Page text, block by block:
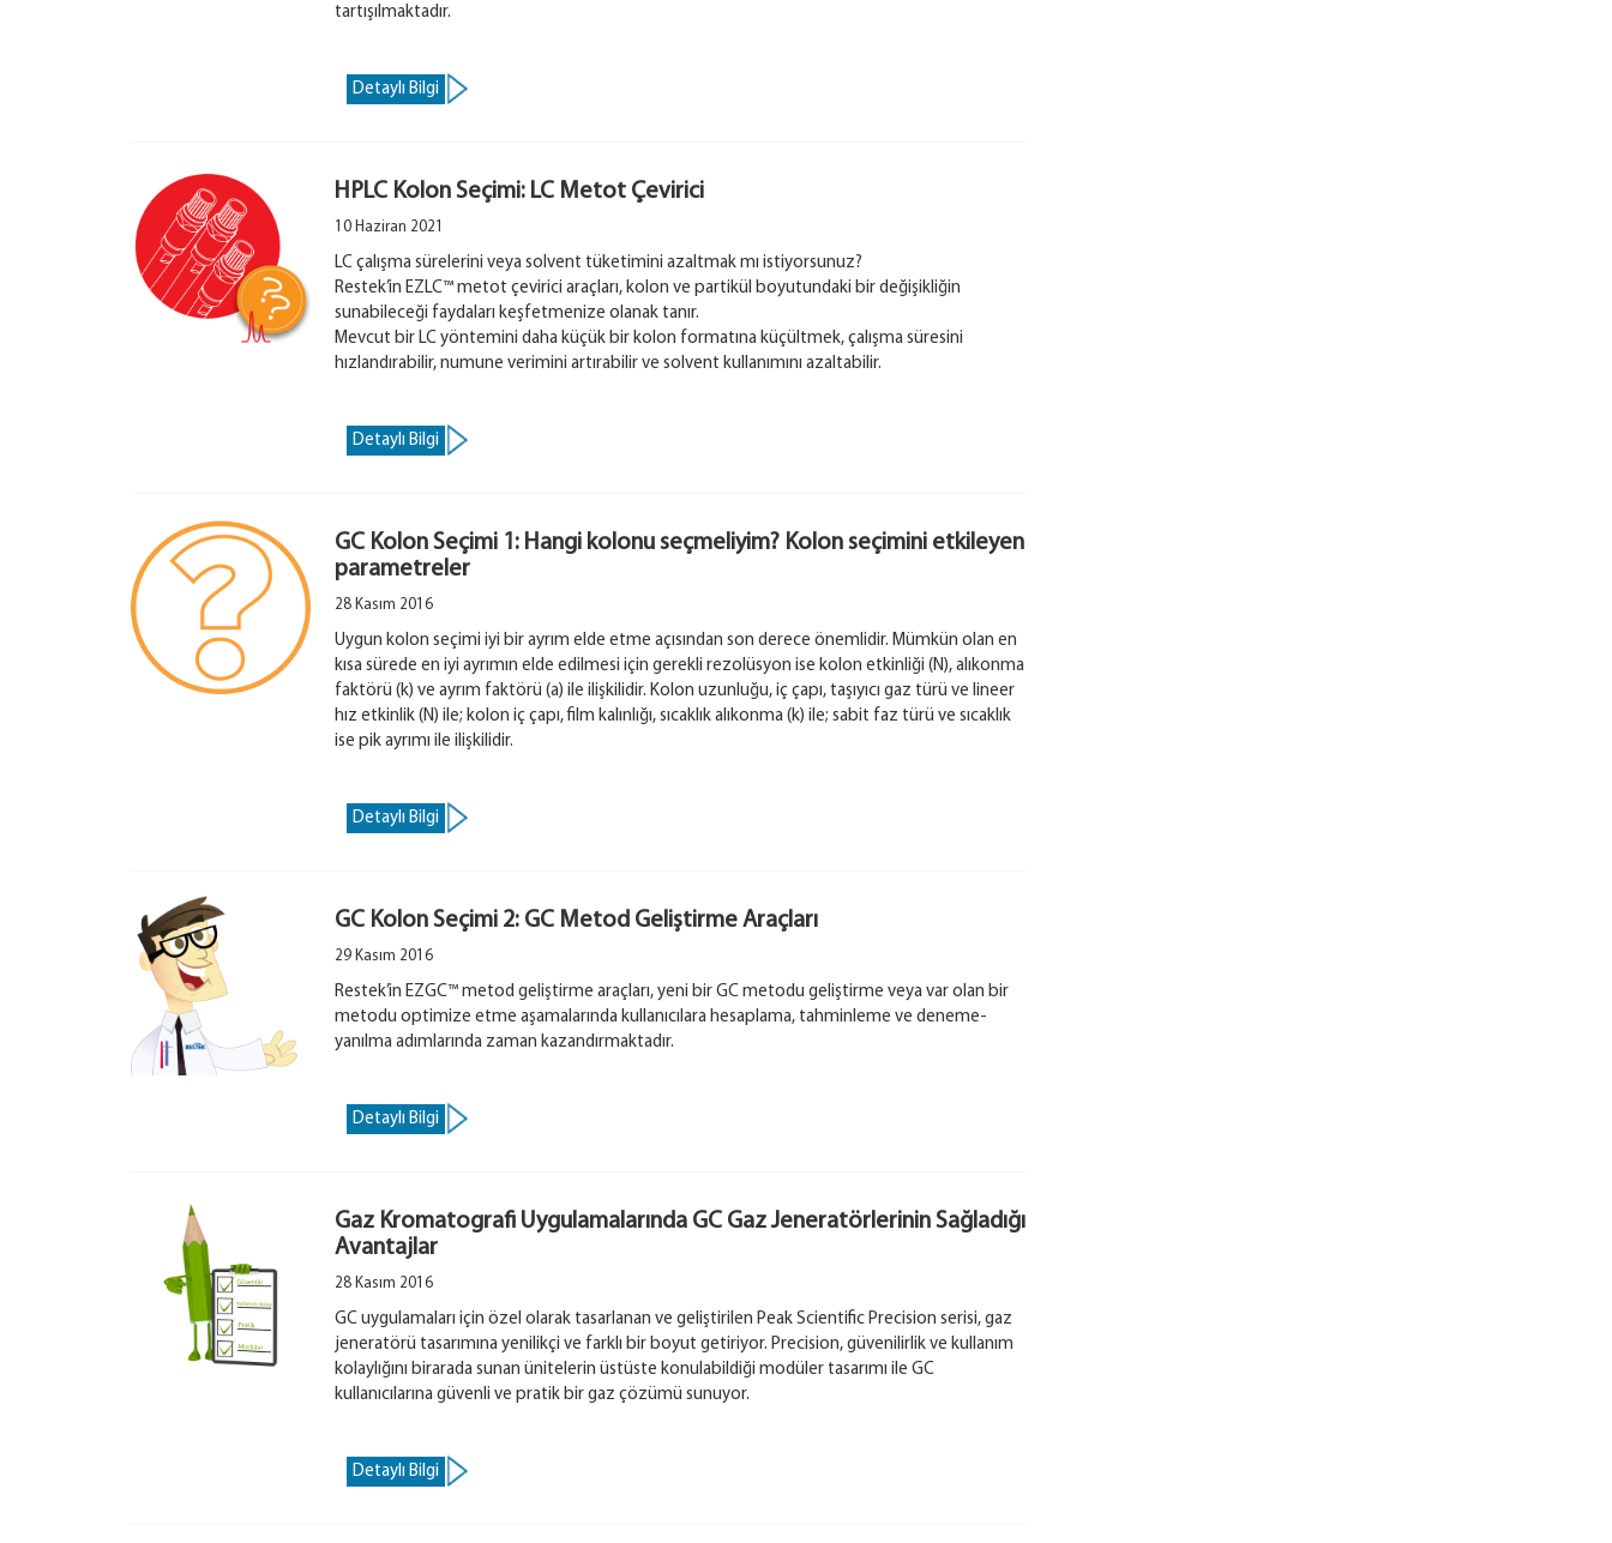
tartışılmaktadır.
Detaylı Bilgi
HPLC Kolon Seçimi: LC Metot Çevirici
10 Haziran 2021
LC çalışma sürelerini veya solvent tüketimini azaltmak mı istiyorsunuz?
Restek’in EZLC™ metot çevirici araçları, kolon ve partikül boyutundaki bir değişikliğin
sunabileceği faydaları keşfetmenize olanak tanır.
Mevcut bir LC yöntemini daha küçük bir kolon formatına küçültmek, çalışma süresini
hızlandırabilir, numune verimini artırabilir ve solvent kullanımını azaltabilir.
Detaylı Bilgi
GC Kolon Seçimi 1: Hangi kolonu seçmeliyim? Kolon seçimini etkileyen
parametreler
28 Kasım 2016
Uygun kolon seçimi iyi bir ayrım elde etme açısından son derece önemlidir. Mümkün olan en
kısa sürede en iyi ayrımın elde edilmesi için gerekli rezolüsyon ise kolon etkinliği (N), alıkonma
faktörü (k) ve ayrım faktörü (a) ile ilişkilidir. Kolon uzunluğu, iç çapı, taşıyıcı gaz türü ve lineer
hız etkinlik (N) ile; kolon iç çapı, film kalınlığı, sıcaklık alıkonma (k) ile; sabit faz türü ve sıcaklık
ise pik ayrımı ile ilişkilidir.
Detaylı Bilgi
GC Kolon Seçimi 2: GC Metod Geliştirme Araçları
29 Kasım 2016
Restek’in EZGC™ metod geliştirme araçları, yeni bir GC metodu geliştirme veya var olan bir
metodu optimize etme aşamalarında kullanıcılara hesaplama, tahminleme ve deneme-
yanılma adımlarında zaman kazandırmaktadır.
Detaylı Bilgi
Gaz Kromatografi Uygulamalarında GC Gaz Jeneratörlerinin Sağladığı
Avantajlar
28 Kasım 2016
GC uygulamaları için özel olarak tasarlanan ve geliştirilen Peak Scientific Precision serisi, gaz
jeneratörü tasarımına yenilikçi ve farklı bir boyut getiriyor. Precision, güvenilirlik ve kullanım
kolaylığını birarada sunan ünitelerin üstüste konulabildiği modüler tasarımı ile GC
kullanıcılarına güvenli ve pratik bir gaz çözümü sunuyor.
Detaylı Bilgi